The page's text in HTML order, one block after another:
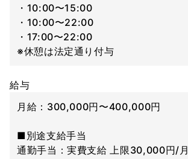
・10:00〜15:00
・10:00〜22:00
・17:00〜22:00
※休憩は法定通り付与
給与
月給：300,000円〜400,000円
■別途支給手当
通勤手当：実費支給 上限30,000円/月